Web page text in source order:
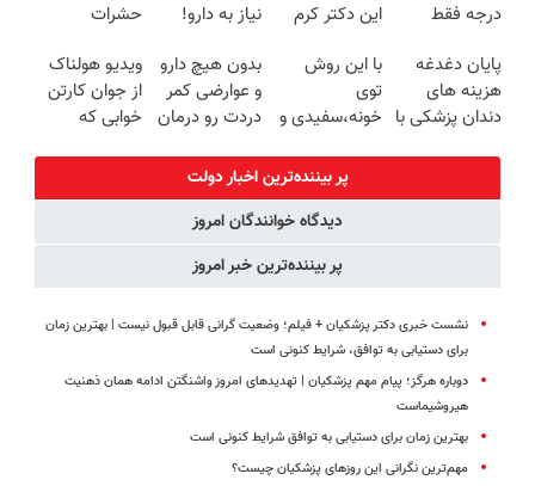
طبیعی
درجه فقط
🔥 پرداخت
درب منزل
این دکتر کرم
روزه ساخت!
نیاز به دارو!
حشرات
فرمول
پیشرفته،
مقابله با انواع
پایان دغدغه
هزینه های
دندان پزشکی با
با این روش
توی
خونه،سفیدی و
برگردون
(40%off)
بدون هیچ دارو
و عوارضی کمر
دردت رو درمان
(پرسش‌نامه)
ویدیو هولناک
از جوان کارتن
خوابی که
پر بیننده‌ترین اخبار دولت
دیدگاه خوانندگان امروز
پر بیننده‌ترین خبر امروز
نشست خبری دکتر پزشکیان + فیلم؛ وضعیت گرانی قابل قبول نیست | بهترین زمان
برای دستیابی به توافق، شرایط کنونی است
دوباره هرگز؛ پیام مهم پزشکیان | تهدیدهای امروز واشنگتن ادامه همان ذهنیت
هیروشیماست
بهترین زمان برای دستیابی به توافق شرایط کنونی است
مهم‌ترین نگرانی‌ این روزهای پزشکیان چیست؟